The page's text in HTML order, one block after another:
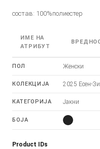
состав: 100%полиестер
ИМЕ НА
АТРИБУТ
ПОЛ Женски
КОЛЕКЦИЈА 2025 Есен-
КАТЕГОРИЈА Јакни
БОЈА
Product IDs